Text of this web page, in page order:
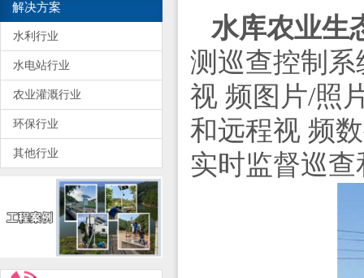
解决方案
水利行业
水电站行业
农业灌溉行业
环保行业
其他行业
水库农业生
测巡查控制
视 频图片/照
和远程视 频
实时监督巡查